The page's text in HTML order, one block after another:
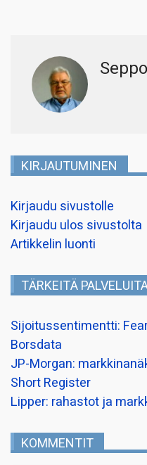
KIRJAUTUMINEN
Kirjaudu sivustolle
Kirjaudu ulos sivustolta
Artikkelin luonti
TÄRKEITÄ
Sijoitussentimentti:
Borsdata
JP-Morgan:
Short Register
Lipper: rahastot ja
KOMMENTIT